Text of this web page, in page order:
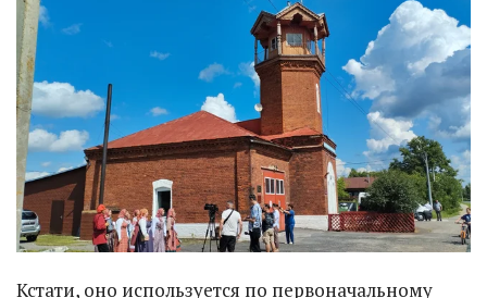
Кстати, оно используется по первоначальному